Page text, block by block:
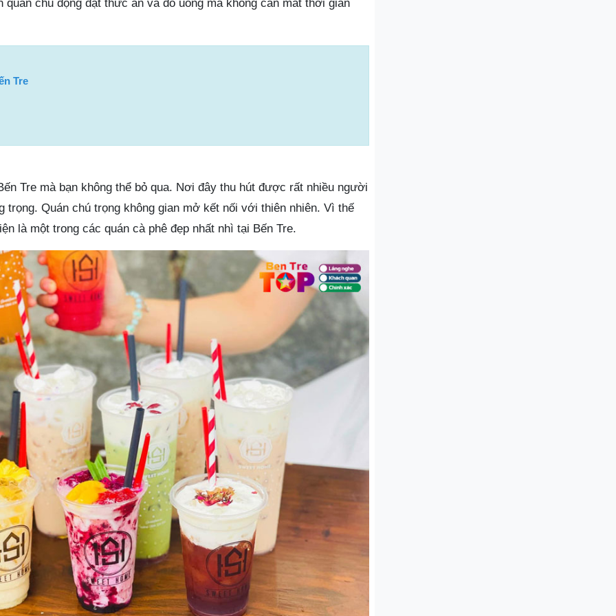
quán chủ động đặt thức ăn và đồ uống mà không cần mất thời gian
Tre
Tre mà bạn không thể bỏ qua. Nơi đây thu hút được rất nhiều người
trọng. Quán chú trọng không gian mở kết nối với thiên nhiên. Vì thế
là một trong các quán cà phê đẹp nhất nhì tại Bến Tre.